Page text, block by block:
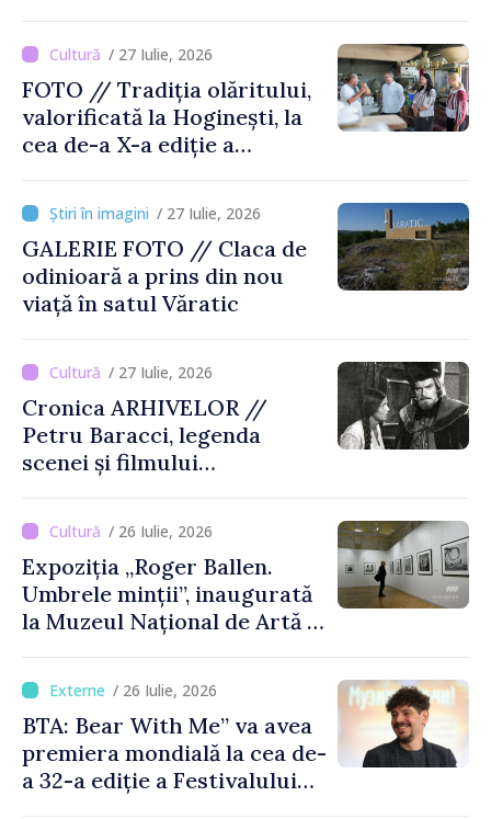
/ 27 Iulie, 2026
FOTO // Tradiția olăritului,
valorificată la Hoginești, la
cea de-a X-a ediție a
Vasile Gonciari”
/ 27 Iulie, 2026
GALERIE FOTO // Claca de
odinioară a prins din nou
viață în satul Văratic
/ 27 Iulie, 2026
Cronica ARHIVELOR //
Petru Baracci, legenda
scenei și filmului
/ 26 Iulie, 2026
Expoziția „Roger Ballen.
Umbrele minții”, inaugurată
la Muzeul Național de Artă al
/ 26 Iulie, 2026
BTA: Bear With Me” va avea
premiera mondială la cea de-
a 32-a ediție a Festivalului